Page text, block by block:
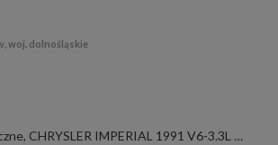
woj. dolnośląskie
nowe, elem. elektryczne, CHRYSLER IMPERIAL 1991 V6-3.3L CHRYSLER IMPERIAL 93-91 V6-3.8L CHRYSLER LEBARON 93-91 L4-2.5L CHRYSLER LEBARON 95-91 V6-3.0L CHRYSLER NEW YORKER 93-91 V6-3.3L CHRYSLER NEW YORKER 93-91 V6-3.8L CHRYSLER TC MASERATI 1991 V6-3.0L ...